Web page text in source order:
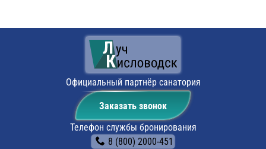
пешком (около 10 минут) до санатория, или на
маршрутном такси.
Официальный партнёр санатория
Заказать звонок
Телефон службы бронирования
8 (800) 2000-451